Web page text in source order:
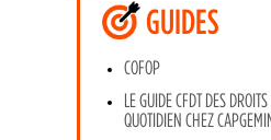
GUIDES
COFOP
LE GUIDE CFDT DES
QUOTIDIEN CHEZ